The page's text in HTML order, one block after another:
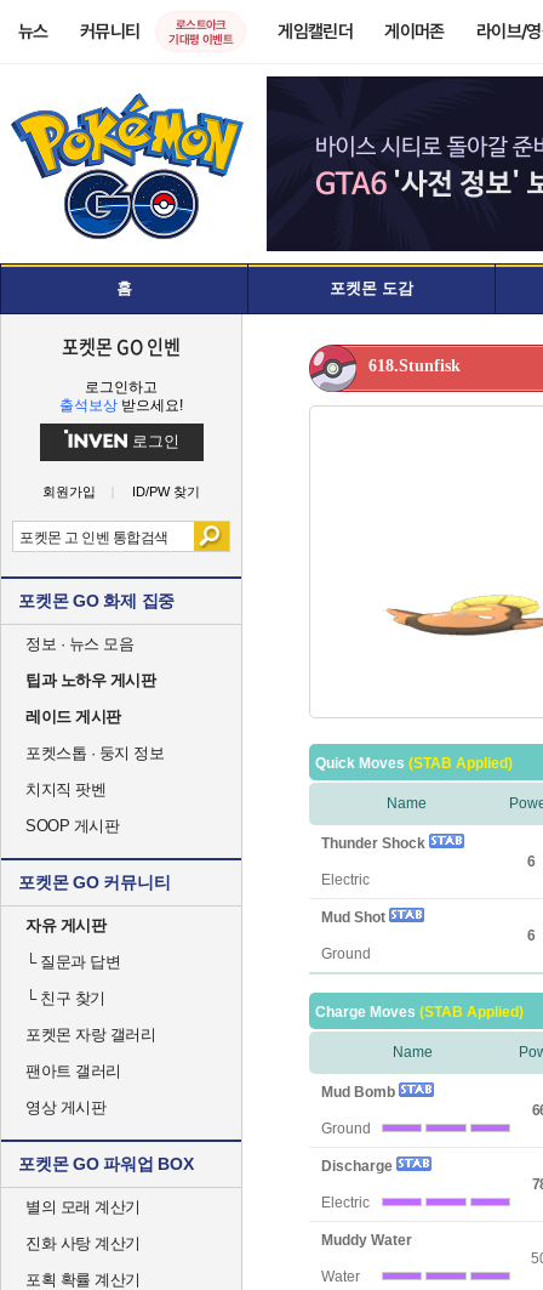
뉴스 커뮤니티
로스트아크
기대평 이벤트
게임캘린더 게이머존 라이브/
홈 포켓몬 도감
포켓몬 GO 인벤
로그인하고
출석보상 받으세요!
로그인
회원가입 ID/PW 찾기
포켓몬 GO 화제 집중
정보 · 뉴스 모음
팁과 노하우 게시판
레이드 게시판
포켓스톱 · 둥지 정보
치지직 팟벤
SOOP 게시판
포켓몬 GO 커뮤니티
자유 게시판
└질문과 답변
└친구 찾기
포켓몬 자랑 갤러리
팬아트 갤러리
영상 게시판
포켓몬 GO 파워업 BOX
별의 모래 계산기
진화 사탕 계산기
포획 확률 계산기
618.Stunfisk
Quick Moves (STAB Applied)
Name
Thunder Shock
Electric
6
Mud Shot
Ground
6
Charge Moves (STAB Applied)
Name
Mud Bomb
Ground
Discharge
Electric
Muddy Water
Water